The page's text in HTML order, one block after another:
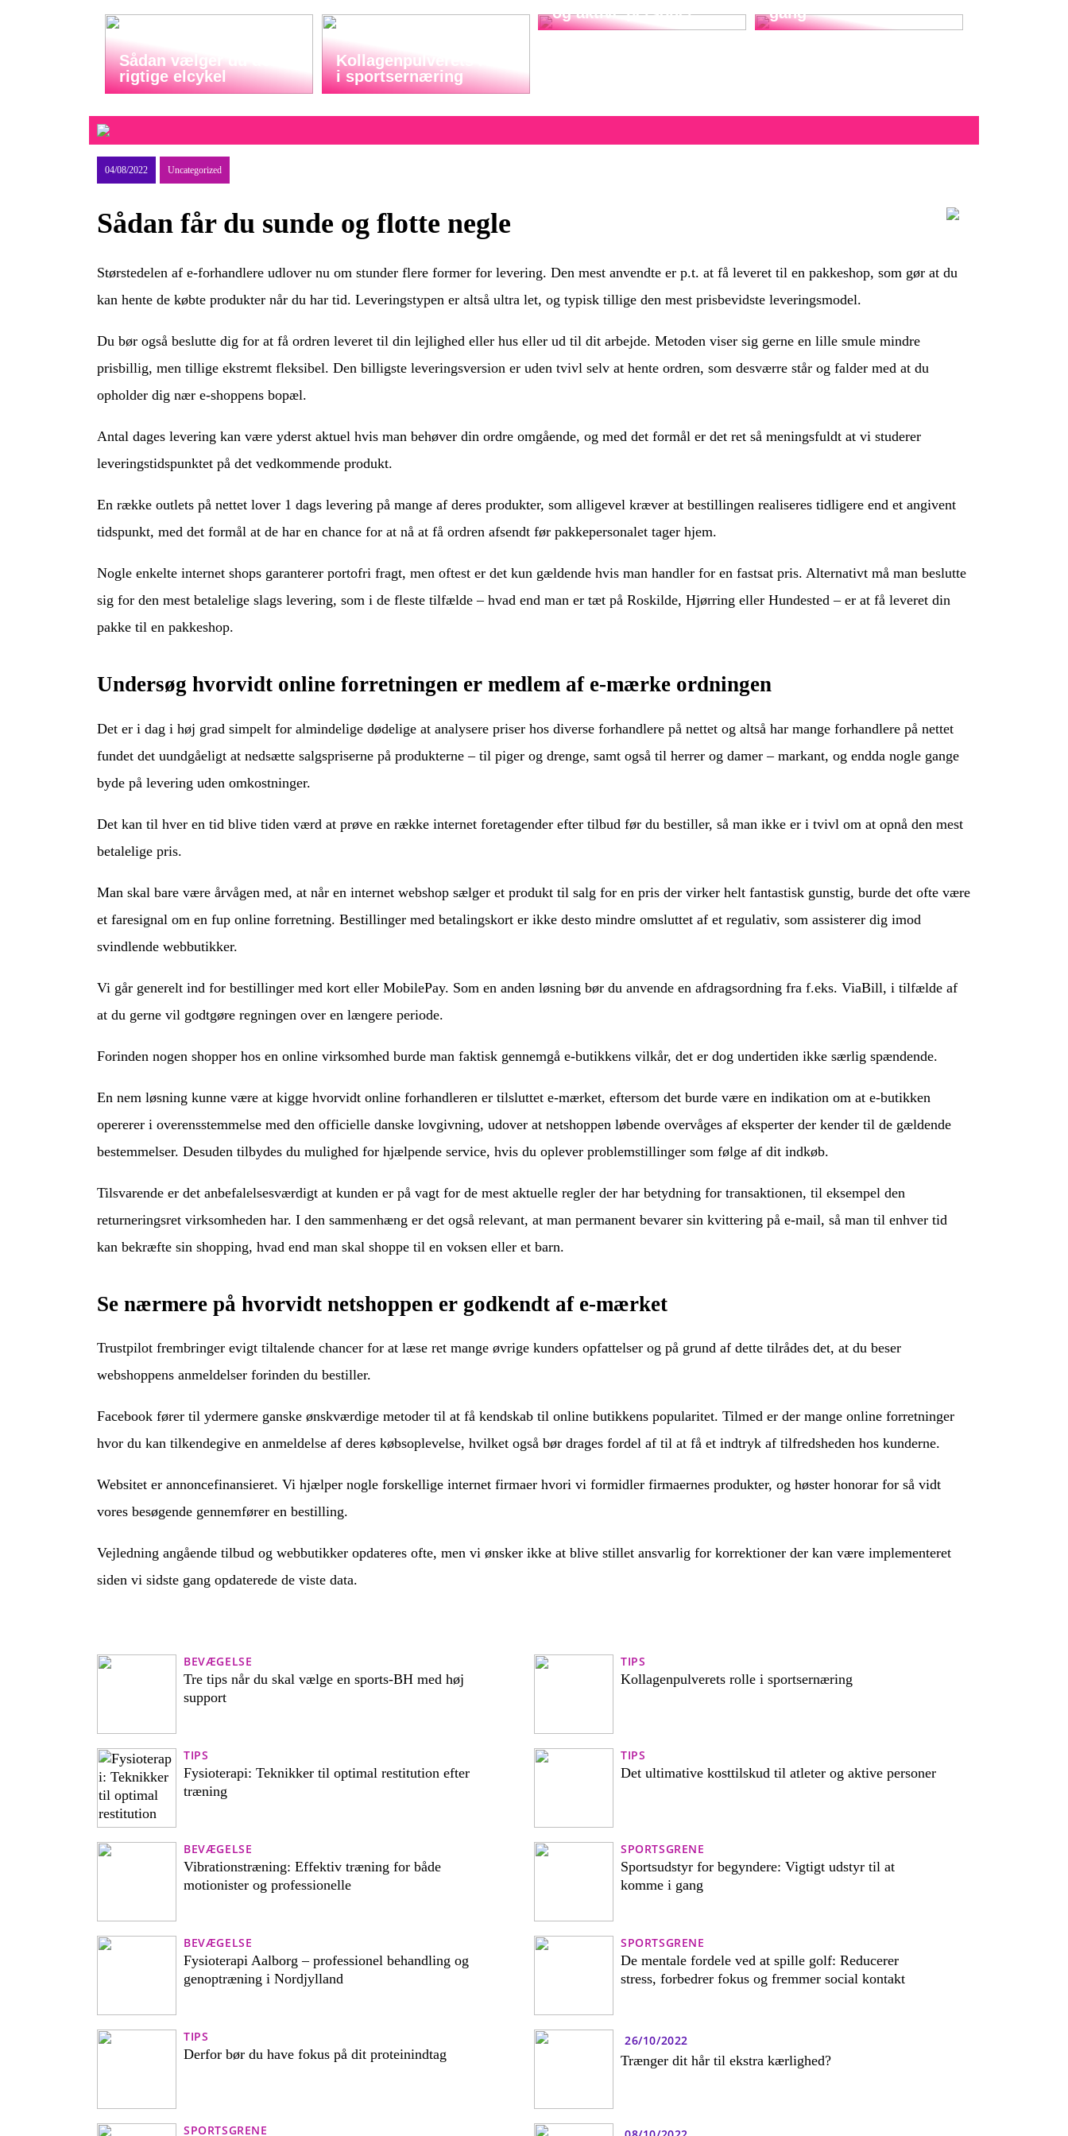
Sådan vælger du den
rigtige elcykel
Kollagenpulverets rolle
i sportsernæring
og aktive personer
gang
04/08/2022 Uncategorized
Sådan får du sunde og flotte negle
Størstedelen af e-forhandlere udlover nu om stunder flere former for levering. Den mest anvendte er p.t. at få leveret til en pakkeshop, som gør at du
kan hente de købte produkter når du har tid. Leveringstypen er altså ultra let, og typisk tillige den mest prisbevidste leveringsmodel.
Du bør også beslutte dig for at få ordren leveret til din lejlighed eller hus eller ud til dit arbejde. Metoden viser sig gerne en lille smule mindre
prisbillig, men tillige ekstremt fleksibel. Den billigste leveringsversion er uden tvivl selv at hente ordren, som desværre står og falder med at du
opholder dig nær e-shoppens bopæl.
Antal dages levering kan være yderst aktuel hvis man behøver din ordre omgående, og med det formål er det ret så meningsfuldt at vi studerer
leveringstidspunktet på det vedkommende produkt.
En række outlets på nettet lover 1 dags levering på mange af deres produkter, som alligevel kræver at bestillingen realiseres tidligere end et angivent
tidspunkt, med det formål at de har en chance for at nå at få ordren afsendt før pakkepersonalet tager hjem.
Nogle enkelte internet shops garanterer portofri fragt, men oftest er det kun gældende hvis man handler for en fastsat pris. Alternativt må man beslutte
sig for den mest betalelige slags levering, som i de fleste tilfælde – hvad end man er tæt på Roskilde, Hjørring eller Hundested – er at få leveret din
pakke til en pakkeshop.
Undersøg hvorvidt online forretningen er medlem af e-mærke ordningen
Det er i dag i høj grad simpelt for almindelige dødelige at analysere priser hos diverse forhandlere på nettet og altså har mange forhandlere på nettet
fundet det uundgåeligt at nedsætte salgspriserne på produkterne – til piger og drenge, samt også til herrer og damer – markant, og endda nogle gange
byde på levering uden omkostninger.
Det kan til hver en tid blive tiden værd at prøve en række internet foretagender efter tilbud før du bestiller, så man ikke er i tvivl om at opnå den mest
betalelige pris.
Man skal bare være årvågen med, at når en internet webshop sælger et produkt til salg for en pris der virker helt fantastisk gunstig, burde det ofte være
et faresignal om en fup online forretning. Bestillinger med betalingskort er ikke desto mindre omsluttet af et regulativ, som assisterer dig imod
svindlende webbutikker.
Vi går generelt ind for bestillinger med kort eller MobilePay. Som en anden løsning bør du anvende en afdragsordning fra f.eks. ViaBill, i tilfælde af
at du gerne vil godtgøre regningen over en længere periode.
Forinden nogen shopper hos en online virksomhed burde man faktisk gennemgå e-butikkens vilkår, det er dog undertiden ikke særlig spændende.
En nem løsning kunne være at kigge hvorvidt online forhandleren er tilsluttet e-mærket, eftersom det burde være en indikation om at e-butikken
opererer i overensstemmelse med den officielle danske lovgivning, udover at netshoppen løbende overvåges af eksperter der kender til de gældende
bestemmelser. Desuden tilbydes du mulighed for hjælpende service, hvis du oplever problemstillinger som følge af dit indkøb.
Tilsvarende er det anbefalelsesværdigt at kunden er på vagt for de mest aktuelle regler der har betydning for transaktionen, til eksempel den
returneringsret virksomheden har. I den sammenhæng er det også relevant, at man permanent bevarer sin kvittering på e-mail, så man til enhver tid
kan bekræfte sin shopping, hvad end man skal shoppe til en voksen eller et barn.
Se nærmere på hvorvidt netshoppen er godkendt af e-mærket
Trustpilot frembringer evigt tiltalende chancer for at læse ret mange øvrige kunders opfattelser og på grund af dette tilrådes det, at du beser
webshoppens anmeldelser forinden du bestiller.
Facebook fører til ydermere ganske ønskværdige metoder til at få kendskab til online butikkens popularitet. Tilmed er der mange online forretninger
hvor du kan tilkendegive en anmeldelse af deres købsoplevelse, hvilket også bør drages fordel af til at få et indtryk af tilfredsheden hos kunderne.
Websitet er annoncefinansieret. Vi hjælper nogle forskellige internet firmaer hvori vi formidler firmaernes produkter, og høster honorar for så vidt
vores besøgende gennemfører en bestilling.
Vejledning angående tilbud og webbutikker opdateres ofte, men vi ønsker ikke at blive stillet ansvarlig for korrektioner der kan være implementeret
siden vi sidste gang opdaterede de viste data.
BEVÆGELSE
Tre tips når du skal vælge en sports-BH med høj
support
TIPS
Fysioterapi: Teknikker til optimal restitution efter
træning
BEVÆGELSE
Vibrationstræning: Effektiv træning for både
motionister og professionelle
BEVÆGELSE
Fysioterapi Aalborg – professionel behandling og
genoptræning i Nordjylland
TIPS
Derfor bør du have fokus på dit proteinindtag
SPORTSGRENE
TIPS
Kollagenpulverets rolle i sportsernæring
TIPS
Det ultimative kosttilskud til atleter og aktive personer
SPORTSGRENE
Sportsudstyr for begyndere: Vigtigt udstyr til at
komme i gang
SPORTSGRENE
De mentale fordele ved at spille golf: Reducerer
stress, forbedrer fokus og fremmer social kontakt
26/10/2022
Trænger dit hår til ekstra kærlighed?